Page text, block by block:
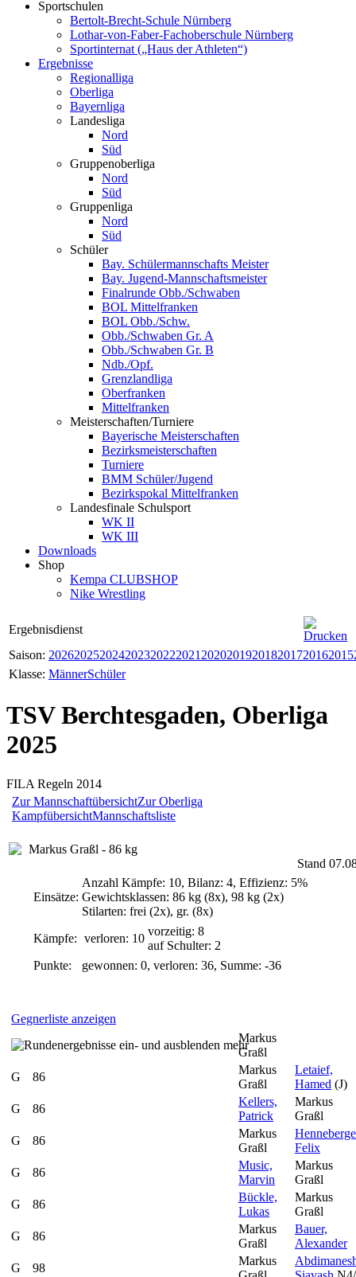
Sportschulen
Bertolt-Brecht-Schule Nürnberg
Lothar-von-Faber-Fachoberschule Nürnberg
Sportinternat („Haus der Athleten“)
Ergebnisse
Regionalliga
Oberliga
Bayernliga
Landesliga
Nord
Süd
Gruppenoberliga
Nord
Süd
Gruppenliga
Nord
Süd
Schüler
Bay. Schülermannschafts Meister
Bay. Jugend-Mannschaftsmeister
Finalrunde Obb./Schwaben
BOL Mittelfranken
BOL Obb./Schw.
Obb./Schwaben Gr. A
Obb./Schwaben Gr. B
Ndb./Opf.
Grenzlandliga
Oberfranken
Mittelfranken
Meisterschaften/Turniere
Bayerische Meisterschaften
Bezirksmeisterschaften
Turniere
BMM Schüler/Jugend
Bezirkspokal Mittelfranken
Landesfinale Schulsport
WK II
WK III
Downloads
Shop
Kempa CLUBSHOP
Nike Wrestling
Ergebnisdienst
Saison: 202620252024202320222021 202020192018201720162015
Klasse: MännerSchüler
TSV Berchtesgaden, Oberliga
2025
FILA Regeln 2014
Zur MannschaftübersichtZur Oberliga
KampfübersichtMannschaftsliste
Markus Graßl - 86 kg
Stand
Einsätze:
Anzahl Kämpfe: 10, Bilanz: 4, Effizienz: 5%
Gewichtsklassen: 86 kg (8x), 98 kg (2x)
Stilarten: frei (2x), gr. (8x)
Kämpfe: verloren: 10
vorzeitig: 8
auf Schulter: 2
Punkte:
gewonnen: 0, verloren: 36, Summe: -36
Gegnerliste anzeigen
mehr
Markus
Graßl
G
86
Markus
Graßl
Letaief,
Hamed (J)
G
86
Kellers,
Patrick
Markus
Graßl
G
86
Markus
Graßl
Felix
G
86
Music,
Marvin
Markus
Graßl
G
86
Bückle,
Lukas
Markus
Graßl
G
86
Markus
Graßl
Bauer,
Alexander
G
98
Markus